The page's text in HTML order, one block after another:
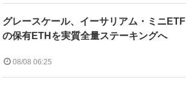
グレースケール、イーサリアム・ミニETF
の保有ETHを実質全量ステーキングへ
08/08 06:25